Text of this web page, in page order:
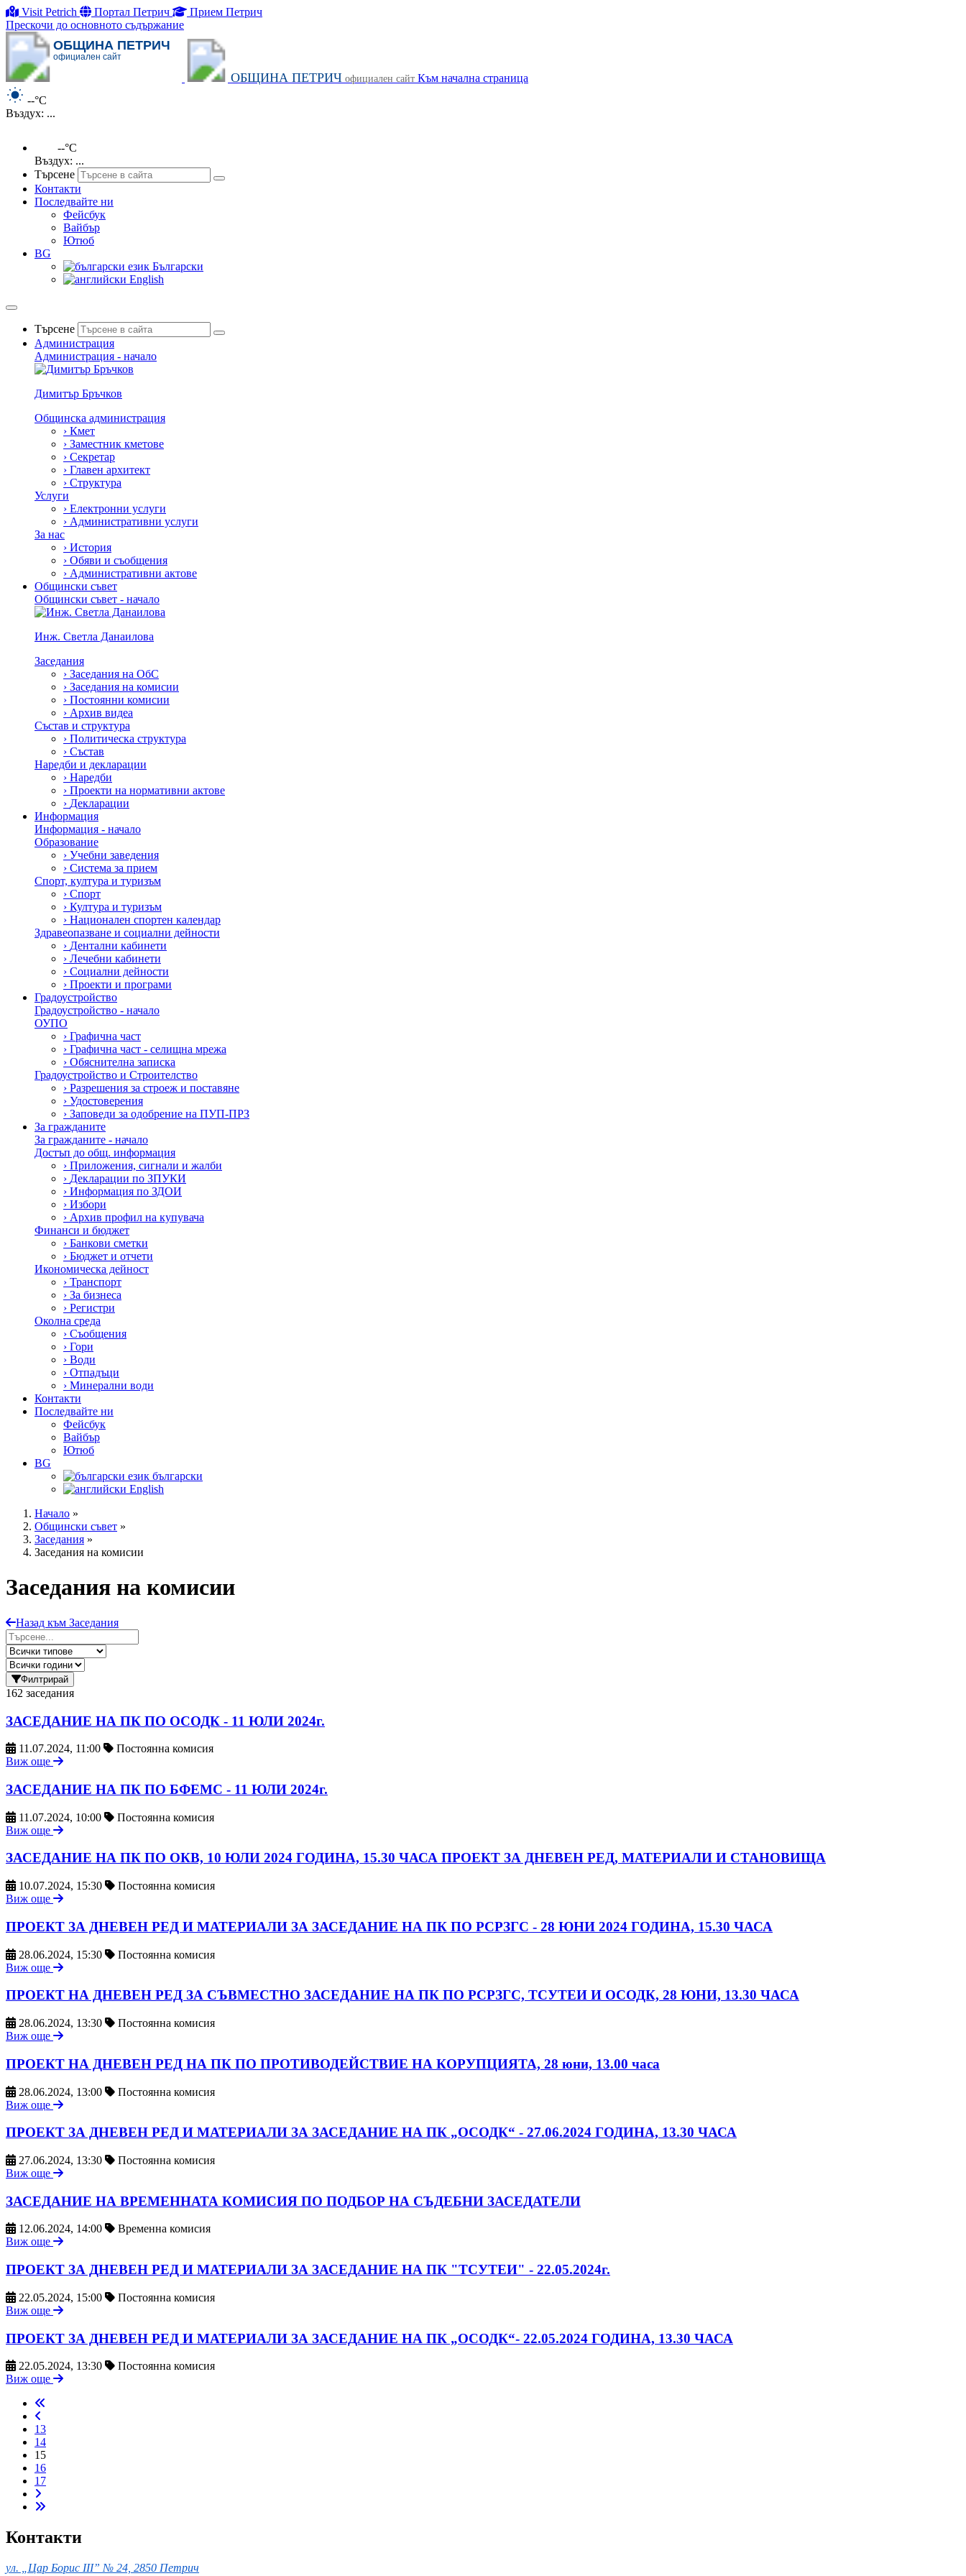
Visit Petrich Портал Петрич
Прием Петрич
Прескочи до основното съдържание
ОБЩИНА ПЕТРИЧ
официален сайт
ОБЩИНА ПЕТРИЧ официален сайт Към начална страница
--°C
Въздух: ...
--°C
Въздух: ...
Търсене
Контакти
Последвайте ни
Фейсбук
Вайбър
Ютюб
BG
Български
English
Търсене
Администрация
Администрация - начало
Димитър Бръчков
Общинска администрация
› Кмет
› Заместник кметове
› Секретар
› Главен архитект
› Структура
Услуги
› Електронни услуги
› Административни услуги
За нас
› История
› Обяви и съобщения
› Административни актове
Общински съвет
Общински съвет - начало
Инж. Светла Данаилова
Заседания
› Заседания на ОбС
› Заседания на комисии
› Постоянни комисии
› Архив видеа
Състав и структура
› Политическа структура
› Състав
Наредби и декларации
› Наредби
› Проекти на нормативни актове
› Декларации
Информация
Информация - начало
Образование
› Учебни заведения
› Система за прием
Спорт, култура и туризъм
› Спорт
› Култура и туризъм
› Национален спортен календар
Здравеопазване и социални дейности
› Дентални кабинети
› Лечебни кабинети
› Социални дейности
› Проекти и програми
Градоустройство
Градоустройство - начало
ОУПО
› Графична част
› Графична част - селищна мрежа
› Обяснителна записка
Градоустройство и Строителство
› Разрешения за строеж и поставяне
› Удостоверения
› Заповеди за одобрение на ПУП-ПРЗ
За гражданите
За гражданите - начало
Достъп до общ. информация
› Приложения, сигнали и жалби
› Декларации по ЗПУКИ
› Информация по ЗДОИ
› Избори
› Архив профил на купувача
Финанси и бюджет
› Банкови сметки
› Бюджет и отчети
Икономическа дейност
› Транспорт
› За бизнеса
› Регистри
Околна среда
› Съобщения
› Гори
› Води
› Отпадъци
› Минерални води
Контакти
Последвайте ни
Фейсбук
Вайбър
Ютюб
BG
български
English
Начало »
Общински съвет »
Заседания »
Заседания на комисии
Заседания на комисии
Назад към Заседания
Филтрирай
162 заседания
ЗАСЕДАНИЕ НА ПК ПО ОСОДК - 11 ЮЛИ 2024г.
11.07.2024, 11:00
Постоянна комисия
Виж още
ЗАСЕДАНИЕ НА ПК ПО БФЕМС - 11 ЮЛИ 2024г.
11.07.2024, 10:00
Постоянна комисия
Виж още
ЗАСЕДАНИЕ НА ПК ПО ОКВ, 10 ЮЛИ 2024 ГОДИНА, 15.30 ЧАСА ПРОЕКТ ЗА ДНЕВЕН РЕД, МАТЕРИАЛИ И СТАНОВИЩА
10.07.2024, 15:30
Постоянна комисия
Виж още
ПРОЕКТ ЗА ДНЕВЕН РЕД И МАТЕРИАЛИ ЗА ЗАСЕДАНИЕ НА ПК ПО РСРЗГС - 28 ЮНИ 2024 ГОДИНА, 15.30 ЧАСА
28.06.2024, 15:30
Постоянна комисия
Виж още
ПРОЕКТ НА ДНЕВЕН РЕД ЗА СЪВМЕСТНО ЗАСЕДАНИЕ НА ПК ПО РСРЗГС, ТСУТЕИ И ОСОДК, 28 ЮНИ, 13.30 ЧАСА
28.06.2024, 13:30
Постоянна комисия
Виж още
ПРОЕКТ НА ДНЕВЕН РЕД НА ПК ПО ПРОТИВОДЕЙСТВИЕ НА КОРУПЦИЯТА, 28 юни, 13.00 часа
28.06.2024, 13:00
Постоянна комисия
Виж още
ПРОЕКТ ЗА ДНЕВЕН РЕД И МАТЕРИАЛИ ЗА ЗАСЕДАНИЕ НА ПК „ОСОДК“ - 27.06.2024 ГОДИНА, 13.30 ЧАСА
27.06.2024, 13:30
Постоянна комисия
Виж още
ЗАСЕДАНИЕ НА ВРЕМЕННАТА КОМИСИЯ ПО ПОДБОР НА СЪДЕБНИ ЗАСЕДАТЕЛИ
12.06.2024, 14:00
Временна комисия
Виж още
ПРОЕКТ ЗА ДНЕВЕН РЕД И МАТЕРИАЛИ ЗА ЗАСЕДАНИЕ НА ПК "ТСУТЕИ" - 22.05.2024г.
22.05.2024, 15:00
Постоянна комисия
Виж още
ПРОЕКТ ЗА ДНЕВЕН РЕД И МАТЕРИАЛИ ЗА ЗАСЕДАНИЕ НА ПК „ОСОДК“- 22.05.2024 ГОДИНА, 13.30 ЧАСА
22.05.2024, 13:30
Постоянна комисия
Виж още
13
14
15
16
17
Контакти
ул. „Цар Борис III” № 24, 2850 Петрич